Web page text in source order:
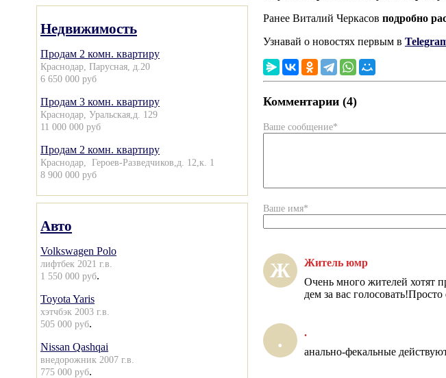
Недвижимость
Продам 2 комн. квартиру
Краснодар, Парусная, д.20
6 650 000 руб
Продам 3 комн. квартиру
Краснодар, Уральская,д. 129
11 000 000 руб
Продам 2 комн. квартиру
Краснодар, Героев-Разведчиков,д. 12,к. 1
8 900 000 руб
Авто
Volkswagen Polo
лифтбек 2021 г.в.
1 550 000 руб.
Toyota Yaris
хэтчбэк 2003 г.в.
505 000 руб.
Nissan Qashqai
внедорожник 2007 г.в.
775 000 руб.
Ранее Виталий Черкасов подробно
Узнавай о новостях первым в
Комментарии (4)
Ваше сообщение*
Ваше имя*
Ж Житель юмр
Очень много жителей хотят
дем за вас
. .
анально-фекальные